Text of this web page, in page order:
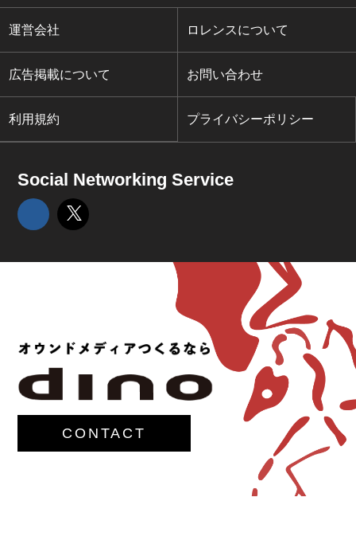
運営会社 ロレンスについて
広告掲載について お問い合わせ
利用規約 プライバシーポリシー
Social Networking Service
CONTACT